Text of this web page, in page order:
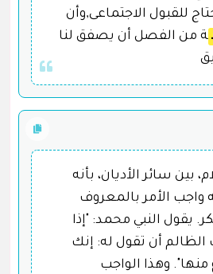
للقبول الاجتماعى,وأن
ة من الفصل أن يصفق لنا
بين سائر الأديان، بأنه
واجب الأمر بالمعروف
يقول النبي محمد: "إذا
الظالم أن تقول له: إنك
وهذا الواجب